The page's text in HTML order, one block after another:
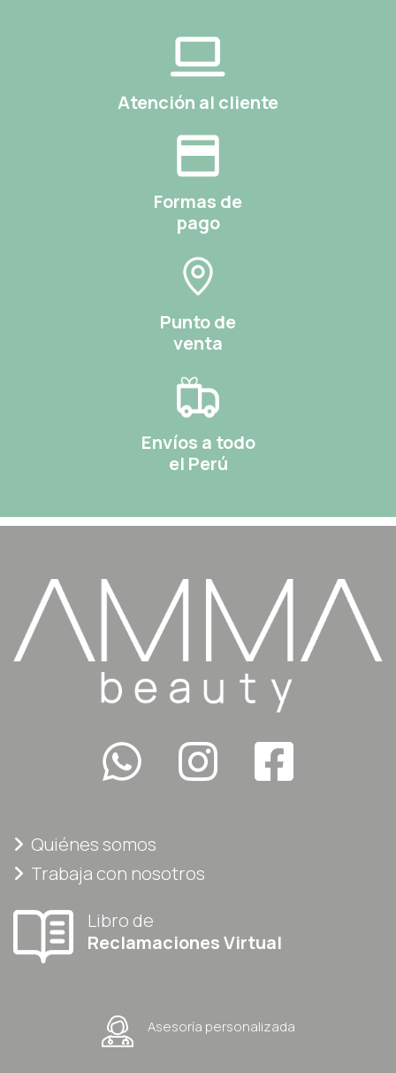
Atención al cliente
Formas de
pago
Punto de
venta
Envíos a todo
el Perú
Quiénes somos
Trabaja con nosotros
Libro de
Reclamaciones Virtual
Asesoría personalizada